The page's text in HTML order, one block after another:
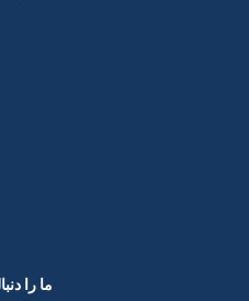
ما را